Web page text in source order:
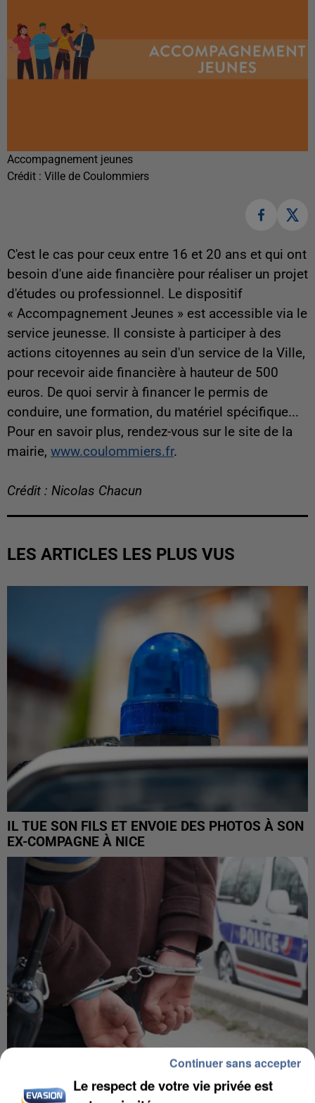
Accompagnement jeunes
Crédit : Ville de Coulommiers
C'est le cas pour ceux entre 16 et 20 ans et qui ont
besoin d'une aide financière pour réaliser un projet
d'études ou professionnel. Le dispositif
« Accompagnement Jeunes » est accessible via le
service jeunesse. Il consiste à participer à des
actions citoyennes au sein d'un service de la Ville,
pour recevoir aide financière à hauteur de 500
euros. De quoi servir à financer le permis de
conduire, une formation, du matériel spécifique...
Pour en savoir plus, rendez-vous sur le site de la
mairie, www.coulommiers.fr.
Crédit : Nicolas Chacun
LES ARTICLES LES PLUS VUS
IL TUE SON FILS ET ENVOIE DES PHOTOS À SON
EX-COMPAGNE À NICE
L’UN DES FONDATEURS SUPPOSÉS DE LA DZ
Le respect de votre vie privée est
Continuer sans accepter